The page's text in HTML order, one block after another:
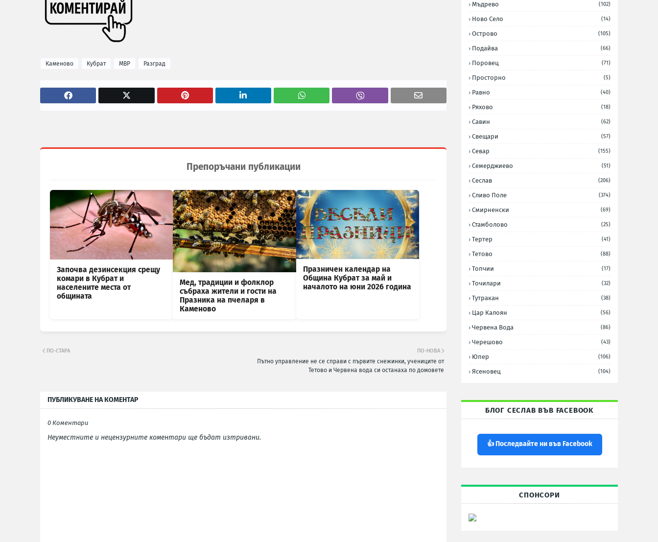
Каменово Кубрат МВР Разград
Препоръчани публикации
Започва дезинсекция срещу
комари в Кубрат и
населените места от
общината
Мед, традиции и фолклор
събраха жители и гости на
Празника на пчеларя в
Каменово
Празничен календар на
Община Кубрат за май и
началото на юни 2026 година
ПО-НОВА
Пътно управление не се справи с първите снежинки, учениците от
Тетово и Червена вода си останаха по домовете
ПО-СТАРА
ПУБЛИКУВАНЕ НА КОМЕНТАР
0 Коментари
Неуместните и нецензурните коментари ще бъдат изтривани.
Мъдрево (102)
Ново Село (14)
Острово (105)
Подайва (66)
Поровец (71)
Просторно (5)
Равно (40)
Ряхово (18)
Савин (62)
Свещари (57)
Севар (155)
Семерджиево (51)
Сеслав (206)
Сливо Поле (374)
Смирненски (69)
Стамболово (25)
Тертер (41)
Тетово (88)
Топчии (17)
Точилари (32)
Тутракан (38)
Цар Калоян (56)
Червена Вода (86)
Черешово (43)
Юпер (106)
Ясеновец (104)
БЛОГ СЕСЛАВ ВЪВ FACEBOOK
👍 Последвайте ни във Facebook
СПОНСОРИ